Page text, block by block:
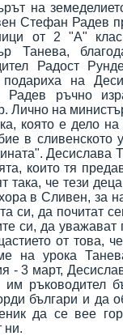
на
Стефан Радев
от 2 "А"
Танева,
Радост
подариха на
Радев ръчно
Лично на
която е дело
в сливенското
Десислава
които тя
така, че тези
в Сливен, за
си, да почитат
си, да уважават
от това,
на урока
- 3 март,
им ръководител
българи и да
да се вее
ни.